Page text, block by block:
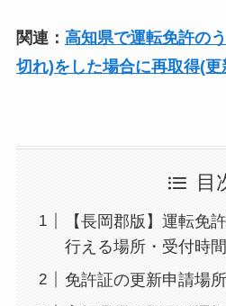
関連： 高知県で運転免許の
切れ)をした場合に再取得(
目
【長岡郡版】運転免
行える場所・受付時
免許証の更新申請場